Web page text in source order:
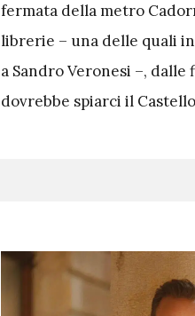
fermata della metro
librerie – una delle quali
a Sandro Veronesi –,
dovrebbe spiarci il